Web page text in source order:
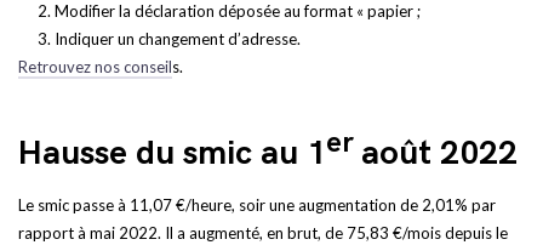
Modifier la déclaration déposée au format « papier ;
Indiquer un changement d’adresse.
Retrouvez nos conseils.
Hausse du smic au 1er août 2022
Le smic passe à 11,07 €/heure, soir une augmentation de 2,01% par
rapport à mai 2022. Il a augmenté, en brut, de 75,83 €/mois depuis le